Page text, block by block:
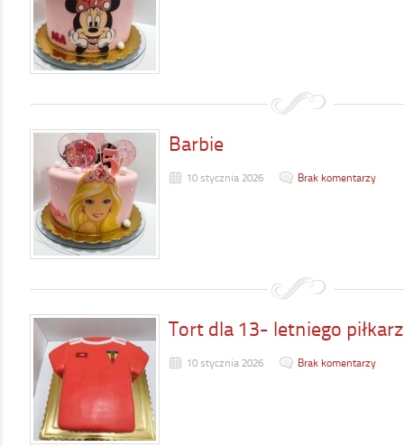
Barbie
10 stycznia 2026 Brak komentarzy
Tort dla 13- letniego
10 stycznia 2026 Brak komentarzy